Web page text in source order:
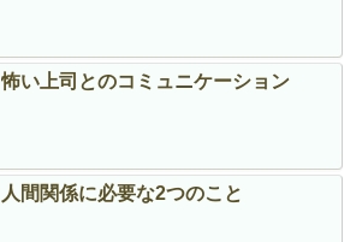
怖い上司とのコミュニケーション
人間関係に必要な2つのこと